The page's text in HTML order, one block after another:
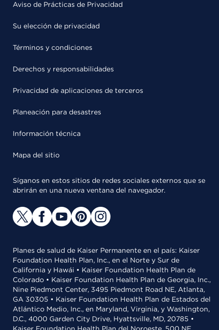
Aviso de Prácticas de Privacidad
Su elección de privacidad
Términos y condiciones
Derechos y responsabilidades
Privacidad de aplicaciones de terceros
Planeación para desastres
Información técnica
Mapa del sitio
Síganos en estos sitios de redes sociales externos que se
abrirán en una nueva ventana del navegador.
Planes de salud de Kaiser Permanente en el país: Kaiser
Foundation Health Plan, Inc., en el Norte y Sur de
California y Hawái • Kaiser Foundation Health Plan de
Colorado • Kaiser Foundation Health Plan de Georgia, Inc.,
Nine Piedmont Center, 3495 Piedmont Road NE, Atlanta,
GA 30305 • Kaiser Foundation Health Plan de Estados del
Atlántico Medio, Inc., en Maryland, Virginia, y Washington,
D.C., 4000 Garden City Drive, Hyattsville, MD, 20785 •